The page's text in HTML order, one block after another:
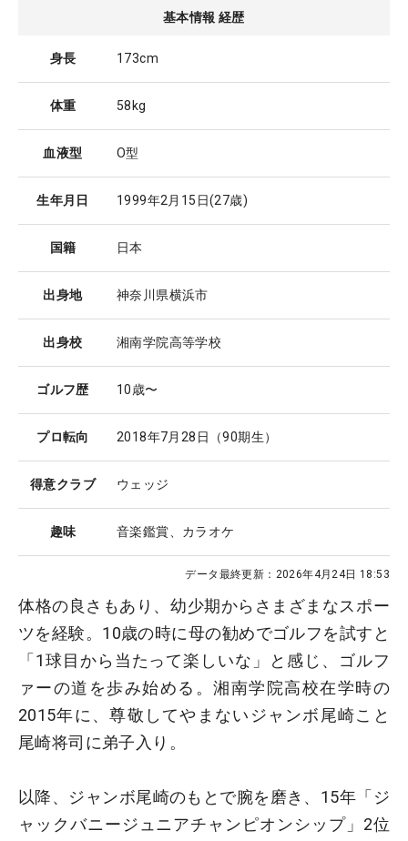
基本情報 経歴
身長 173cm
体重 58kg
血液型 O型
生年月日 1999年2月15日(27歳)
国籍 日本
出身地 神奈川県横浜市
出身校 湘南学院高等学校
ゴルフ歴 10歳〜
プロ転向 2018年7月28日（90期生）
得意クラブ ウェッジ
趣味 音楽鑑賞、カラオケ
データ最終更新： 2026年4月24日 18:53
体格の良さもあり、幼少期からさまざまなスポー
ツを経験。10歳の時に母の勧めでゴルフを試すと
「1球目から当たって楽しいな」と感じ、ゴルフ
ァーの道を歩み始める。湘南学院高校在学時の
2015年に、尊敬してやまないジャンボ尾崎こと
尾崎将司に弟子入り。
以降、ジャンボ尾崎のもとで腕を磨き、15年「ジ
ャックバニージュニアチャンピオンシップ」2位